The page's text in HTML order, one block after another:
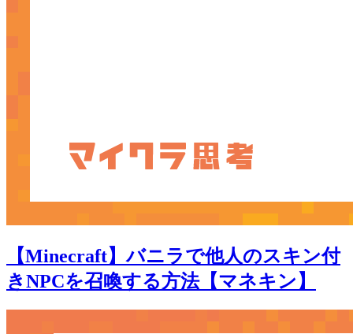
【Minecraft】バニラで他人のスキン付
きNPCを召喚する方法【マネキン】